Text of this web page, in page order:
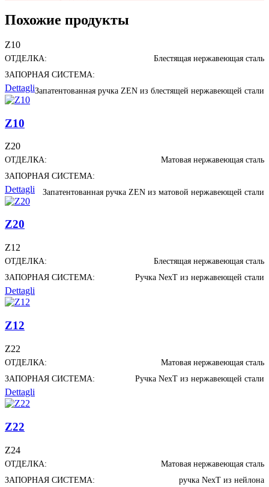
Похожие продукты
Z10
ОТДЕЛКА:
Блестящая нержавеющая сталь
ЗАПОРНАЯ СИСТЕМА:
Запатентованная ручка ZEN из блестящей нержавеющей стали
Dettagli
Z10
Z20
ОТДЕЛКА:
Матовая нержавеющая сталь
ЗАПОРНАЯ СИСТЕМА:
Запатентованная ручка ZEN из матовой нержавеющей стали
Dettagli
Z20
Z12
ОТДЕЛКА:
Блестящая нержавеющая сталь
ЗАПОРНАЯ СИСТЕМА:
Ручка NexT из нержавеющей стали
Dettagli
Z12
Z22
ОТДЕЛКА:
Матовая нержавеющая сталь
ЗАПОРНАЯ СИСТЕМА:
Ручка NexT из нержавеющей стали
Dettagli
Z22
Z24
ОТДЕЛКА:
Матовая нержавеющая сталь
ЗАПОРНАЯ СИСТЕМА:
ручка NexT из нейлона